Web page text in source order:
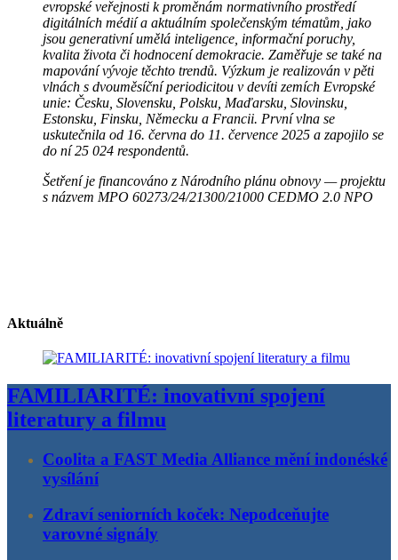
evropské veřejnosti k proměnám normativního prostředí
digitálních médií a aktuálním společenským tématům, jako
jsou generativní umělá inteligence, informační poruchy,
kvalita života či hodnocení demokracie. Zaměřuje se také na
mapování vývoje těchto trendů. Výzkum je realizován v pěti
vlnách s dvouměsíční periodicitou v devíti zemích Evropské
unie: Česku, Slovensku, Polsku, Maďarsku, Slovinsku,
Estonsku, Finsku, Německu a Francii. První vlna se
uskutečnila od 16. června do 11. července 2025 a zapojilo se
do ní 25 024 respondentů.
Šetření je financováno z Národního plánu obnovy — projektu
s názvem MPO 60273/24/21300/21000 CEDMO 2.0 NPO
Aktuálně
FAMILIARITÉ: inovativní spojení
literatury a filmu
Coolita a FAST Media Alliance mění indonéské
vysílání
Zdraví seniorních koček: Nepodceňujte
varovné signály